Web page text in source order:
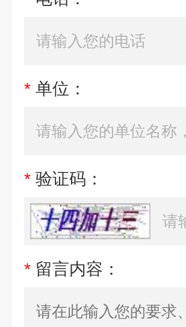
* 单位：
* 验证码：
* 留言内容：